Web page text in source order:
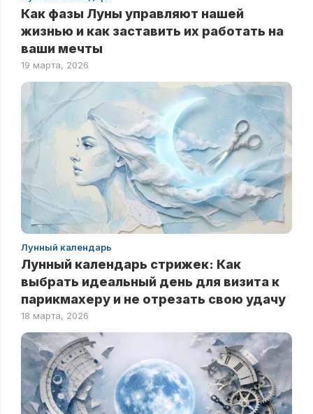
Как фазы Луны управляют нашей
жизнью и как заставить их работать на
ваши мечты
19 марта, 2026
Лунный календарь
Лунный календарь стрижек: Как
выбрать идеальный день для визита к
парикмахеру и не отрезать свою удачу
18 марта, 2026